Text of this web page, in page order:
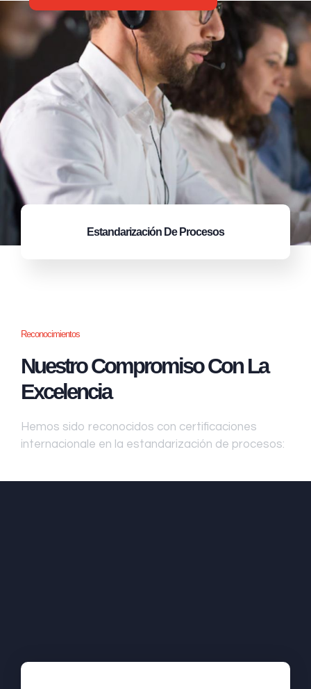
Estandarización De Procesos
Reconocimientos
Nuestro Compromiso Con La
Excelencia
Hemos sido reconocidos con certificaciones
internacionale en la estandarización de procesos: